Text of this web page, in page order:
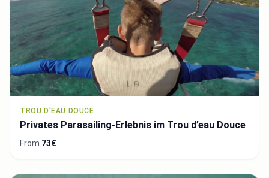
TROU D'EAU DOUCE
Privates Parasailing-Erlebnis im Trou d’eau Douce
From 73€